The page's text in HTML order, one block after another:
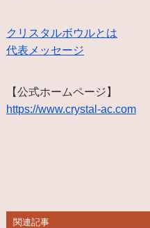
クリスタルボウルとは
代表メッセージ
【公式ホームページ】
https://www.crystal-ac.com
関連記事